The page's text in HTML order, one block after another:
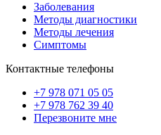
Заболевания
Методы диагностики
Методы лечения
Симптомы
Контактные телефоны
+7 978 071 05 05
+7 978 762 39 40
Перезвоните мне